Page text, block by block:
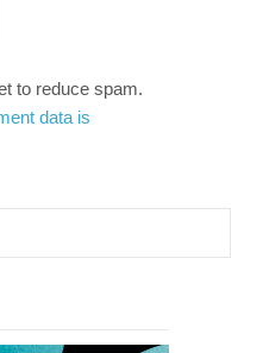
to reduce spam.
data is